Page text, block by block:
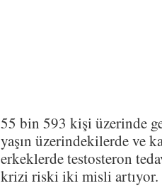
55 bin 593 kişi üzerinde
yaşın üzerindekilerde ve
erkeklerde testosteron
krizi riski iki misli artıyor.